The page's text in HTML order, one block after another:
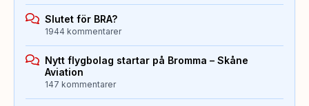
Slutet för BRA?
1944 kommentarer
Nytt flygbolag startar på Bromma – Skåne
Aviation
147 kommentarer